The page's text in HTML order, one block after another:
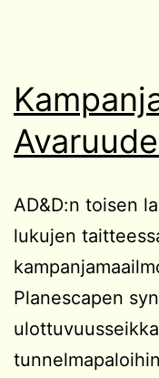
AD&D:n toisen
lukujen
Planescapen